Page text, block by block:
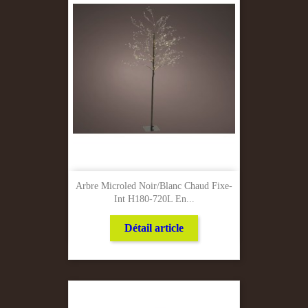
Arbre Microled Noir/Blanc Chaud Fixe-
Int H180-720L En...
Détail article